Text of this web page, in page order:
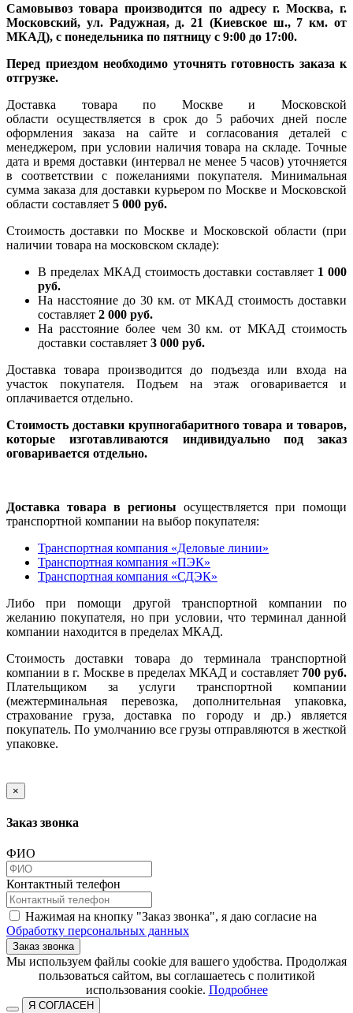
Самовывоз товара производится по адресу г. Москва, г.
Московский, ул. Радужная, д. 21 (Киевское ш., 7 км. от
МКАД), с понедельника по пятницу с 9:00 до 17:00.
Перед приездом необходимо уточнять готовность заказа к
отгрузке.
Доставка товара по Москве и Московской
области осуществляется в срок до 5 рабочих дней после
оформления заказа на сайте и согласования деталей с
менеджером, при условии наличия товара на складе. Точные
дата и время доставки (интервал не менее 5 часов) уточняется
в соответствии с пожеланиями покупателя. Минимальная
сумма заказа для доставки курьером по Москве и Московской
области составляет 5 000 руб.
Стоимость доставки по Москве и Московской области (при
наличии товара на московском складе):
В пределах МКАД стоимость доставки составляет 1 000
руб.
На насcтояние до 30 км. от МКАД стоимость доставки
составляет 2 000 руб.
На расстояние более чем 30 км. от МКАД стоимость
доставки составляет 3 000 руб.
Доставка товара производится до подъезда или входа на
участок покупателя. Подъем на этаж оговаривается и
оплачивается отдельно.
Стоимость доставки крупногабаритного товара и товаров,
которые изготавливаются индивидуально под заказ
оговаривается отдельно.
Доставка товара в регионы осуществляется при помощи
транспортной компании на выбор покупателя:
Транспортная компания «Деловые линии»
Транспортная компания «ПЭК»
Транспортная компания «СДЭК»
Либо при помощи другой транспортной компании по
желанию покупателя, но при условии, что терминал данной
компании находится в пределах МКАД.
Стоимость доставки товара до терминала транспортной
компании в г. Москве в пределах МКАД и составляет 700 руб.
Плательщиком за услуги транспортной компании
(межтерминальная перевозка, дополнительная упаковка,
страхование груза, доставка по городу и др.) является
покупатель. По умолчанию все грузы отправляются в жесткой
упаковке.
×
Заказ звонка
ФИО
Контактный телефон
Нажимая на кнопку "Заказ звонка", я даю согласие на
Обработку персональных данных
Заказ звонка
​​​​​​​Мы используем файлы cookie для вашего удобства. Продолжая
пользоваться сайтом, вы соглашаетесь с политикой
использования cookie.​​​​​​​ Подробнее
Я СОГЛАСЕН